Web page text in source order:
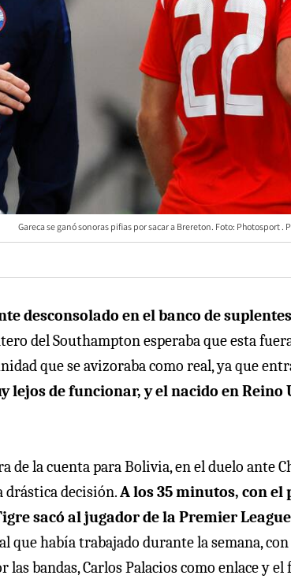
Gareca se ganó sonoras pifias por sacar a Brereton. Foto: Photosport
desconsolado en el banco de suplentes
del Southampton esperaba que esta
que se avizoraba como real, ya que
lejos de funcionar, y el nacido en Reino
de la cuenta para Bolivia, en el duelo ante
drástica decisión.A los 35 minutos, con el
sacó al jugador de la Premier
que había trabajado durante la semana,
bandas, Carlos Palacios como enlace y